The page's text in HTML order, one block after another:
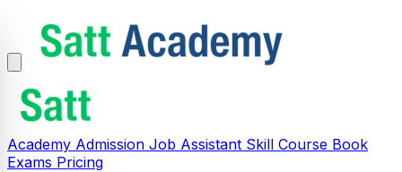
Academy Admission Job Assistant Skill Course Book
Exams Pricing